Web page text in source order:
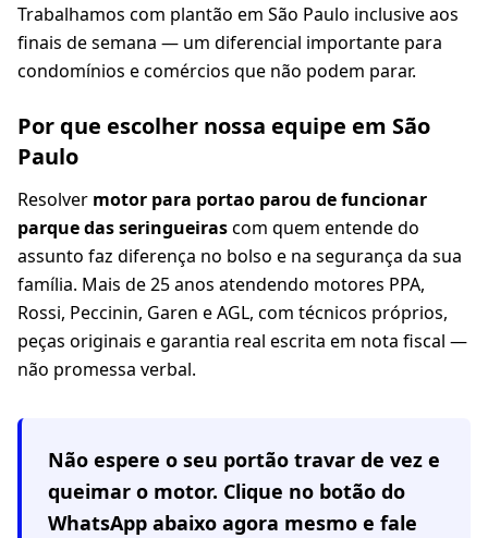
Trabalhamos com plantão em São Paulo inclusive aos
finais de semana — um diferencial importante para
condomínios e comércios que não podem parar.
Por que escolher nossa equipe em São
Paulo
Resolver motor para portao parou de funcionar
parque das seringueirascom quem entende do
assunto faz diferença no bolso e na segurança da sua
família. Mais de 25 anos atendendo motores PPA,
Rossi, Peccinin, Garen e AGL, com técnicos próprios,
peças originais e garantia real escrita em nota fiscal —
não promessa verbal.
Não espere o seu portão travar de vez e
queimar o motor. Clique no botão do
WhatsApp abaixo agora mesmo e fale